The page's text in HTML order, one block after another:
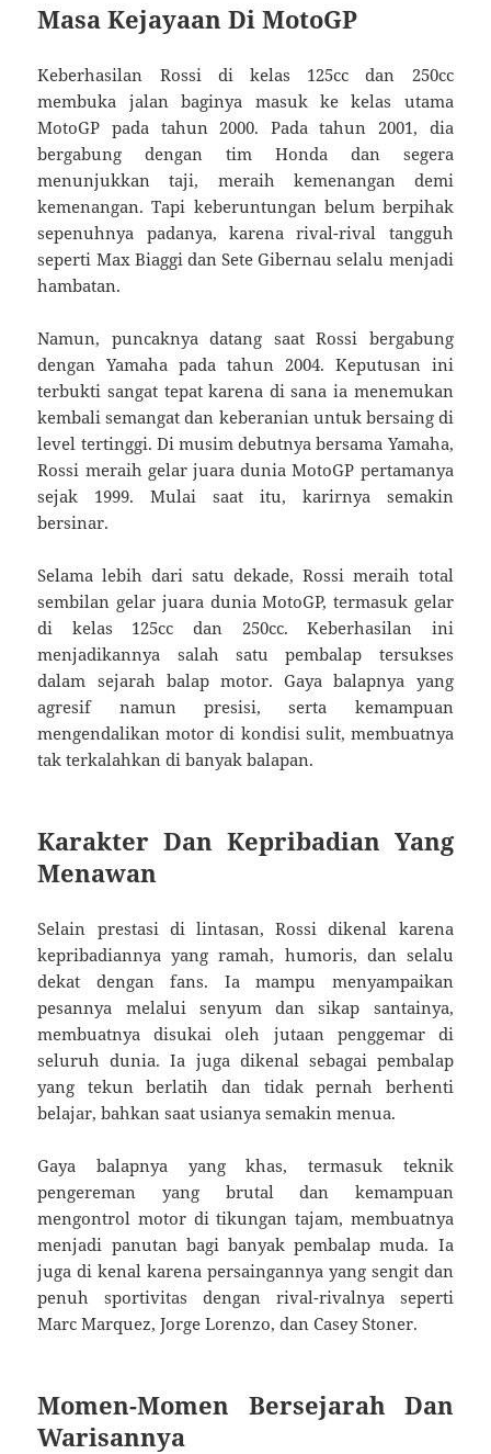
Masa Kejayaan Di MotoGP
Keberhasilan Rossi di kelas 125cc dan 250cc
membuka jalan baginya masuk ke kelas utama
MotoGP pada tahun 2000. Pada tahun 2001, dia
bergabung dengan tim Honda dan segera
menunjukkan taji, meraih kemenangan demi
kemenangan. Tapi keberuntungan belum berpihak
sepenuhnya padanya, karena rival-rival tangguh
seperti Max Biaggi dan Sete Gibernau selalu menjadi
hambatan.
Namun, puncaknya datang saat Rossi bergabung
dengan Yamaha pada tahun 2004. Keputusan ini
terbukti sangat tepat karena di sana ia menemukan
kembali semangat dan keberanian untuk bersaing di
level tertinggi. Di musim debutnya bersama Yamaha,
Rossi meraih gelar juara dunia MotoGP pertamanya
sejak 1999. Mulai saat itu, karirnya semakin
bersinar.
Selama lebih dari satu dekade, Rossi meraih total
sembilan gelar juara dunia MotoGP, termasuk gelar
di kelas 125cc dan 250cc. Keberhasilan ini
menjadikannya salah satu pembalap tersukses
dalam sejarah balap motor. Gaya balapnya yang
agresif namun presisi, serta kemampuan
mengendalikan motor di kondisi sulit, membuatnya
tak terkalahkan di banyak balapan.
Karakter Dan Kepribadian Yang
Menawan
Selain prestasi di lintasan, Rossi dikenal karena
kepribadiannya yang ramah, humoris, dan selalu
dekat dengan fans. Ia mampu menyampaikan
pesannya melalui senyum dan sikap santainya,
membuatnya disukai oleh jutaan penggemar di
seluruh dunia. Ia juga dikenal sebagai pembalap
yang tekun berlatih dan tidak pernah berhenti
belajar, bahkan saat usianya semakin menua.
Gaya balapnya yang khas, termasuk teknik
pengereman yang brutal dan kemampuan
mengontrol motor di tikungan tajam, membuatnya
menjadi panutan bagi banyak pembalap muda. Ia
juga di kenal karena persaingannya yang sengit dan
penuh sportivitas dengan rival-rivalnya seperti
Marc Marquez, Jorge Lorenzo, dan Casey Stoner.
Momen-Momen Bersejarah Dan
Warisannya